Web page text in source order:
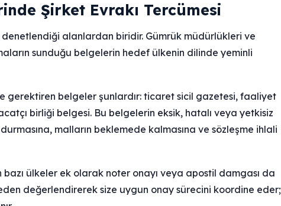
Şirket Evrakı Tercümesi
denetlendiği alanlardan biridir. Gümrük müdürlükleri ve
sunduğu belgelerin hedef ülkenin dilinde yeminli
gerektiren belgeler şunlardır: ticaret sicil gazetesi, faaliyet
birliği belgesi. Bu belgelerin eksik, hatalı veya yetkisiz
malların beklemede kalmasına ve sözleşme ihlali
ülkeler ek olarak noter onayı veya apostil damgası da
değerlendirerek size uygun onay sürecini koordine eder;